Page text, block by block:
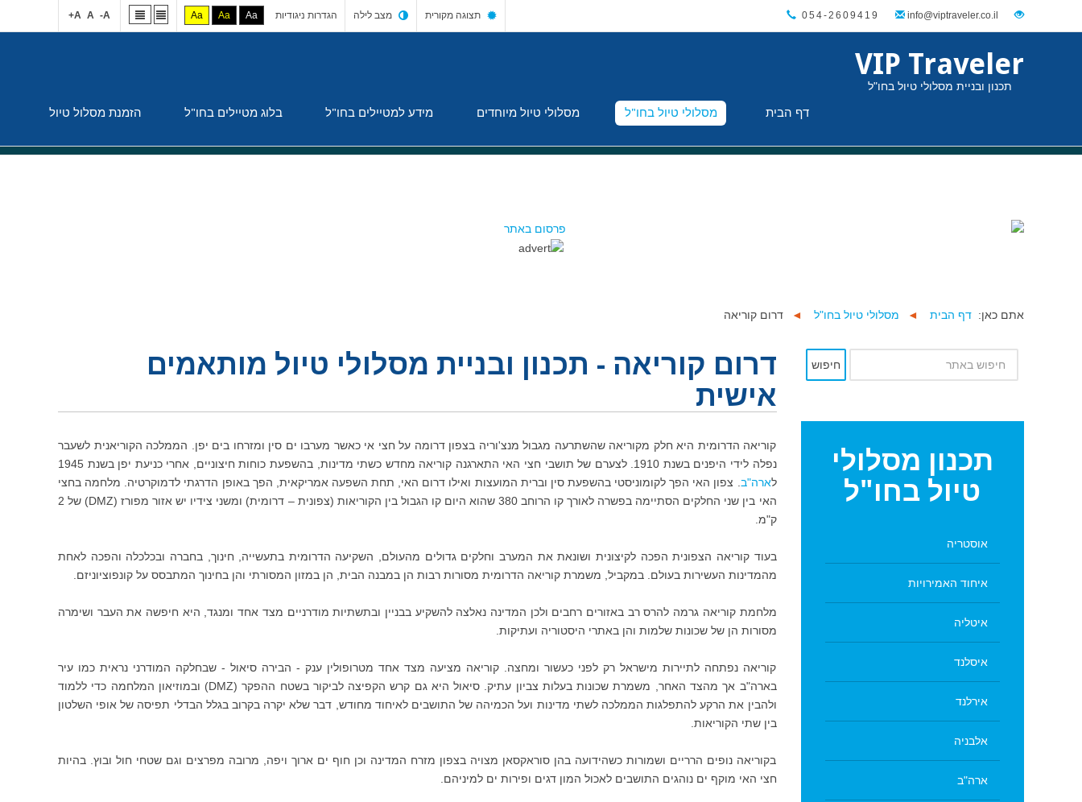
054-2609419 תצוגה מקורית מצב לילה הגדרות ניגודיות Aa
Aa
Aa
A-
A
A+
VIP Traveler
תכנון ובניית מסלולי טיול בחו"ל
דף הבית מסלולי טיול בחו"ל מסלולי טיול מיוחדים מידע למטיילים בחו"ל בלוג מטיילים בחו"ל הזמנת מסלול טיול
אתם כאן: דף הבית ◄ מסלולי טיול בחו"ל ◄ דרום קוריאה
דרום קוריאה - תכנון ובניית מסלולי טיול מותאמים
אישית
קוריאה הדרומית היא חלק מקוריאה שהשתרעה מגבול מנצ'וריה בצפון דרומה על חצי אי כאשר מערבו ים סין ומזרחו בים יפן. הממלכה הקוריאנית לשעבר
נפלה לידי היפנים בשנת 1910. לצערם של תושבי חצי האי התארגנה קוריאה מחדש כשתי מדינות, בהשפעת כוחות חיצוניים, אחרי כניעת יפן בשנת 1945
לארה"ב . צפון האי הפך לקומוניסטי בהשפעת סין וברית המועצות ואילו דרום האי, תחת השפעה אמריקאית, הפך באופן הדרגתי לדמוקרטיה. מלחמה בחצי
האי בין שני החלקים הסתיימה בפשרה לאורך קו הרוחב 380 שהוא היום קו הגבול בין הקוריאות (צפונית – דרומית) ומשני צידיו יש אזור מפורז (DMZ) של 2
ק"מ.
בעוד קוריאה הצפונית הפכה לקיצונית ושונאת את המערב וחלקים גדולים מהעולם, השקיעה הדרומית בתעשייה, חינוך, בחברה ובכלכלה והפכה לאחת
מהמדינות העשירות בעולם. במקביל, משמרתקוריאה הדרומית מסורות רבות הן במבנה הבית, הן במזון המסורתי והן בחינוך המתבסס על קונפוציוניזם.
מלחמת קוריאה גרמה להרס רב באזורים רחבים ולכן המדינה נאלצה להשקיע בבניין ובתשתיות מודרניים מצד אחד ומנגד, היא חיפשה את העבר ושימרה
מסורות הן של שכונות שלמות והן באתרי היסטוריה ועתיקות.
קוריאה נפתחה לתיירות מישראל רק לפני כעשור ומחצה. קוריאה מציעה מצד אחד מטרופולין ענק - הבירה סיאול - שבחלקה המודרני נראית כמו עיר
בארה"ב אך מהצד האחר, משמרת שכונות בעלות צביון עתיק. סיאול היא גם קרש הקפיצה לביקור בשטח ההפקר (DMZ) ובמוזיאון המלחמה כדי ללמוד
ולהבין את הרקע להתפלגות הממלכה לשתי מדינות ועל הכמיהה של התושבים לאיחוד מחודש, דבר שלא יקרה בקרוב בגלל הבדלי תפיסה של אופי השלטון
בין שתי הקוריאות.
בקוריאה נופים הרריים ושמורות כשהידועה בהן סוראקסאן מצויה בצפון מזרח המדינה וכן חוף ים ארוך ויפה, מרובה מפרצים וגם שטחי חול ובוץ. בהיות
חצי האי מוקף ים נוהגים התושבים לאכול המון דגים ופירות ים למיניהם.
חיפוש
תכנון מסלולי
טיול בחו"ל
אוסטריה
איחוד האמירויות
איטליה
איסלנד
אירלנד
אלבניה
ארה"ב